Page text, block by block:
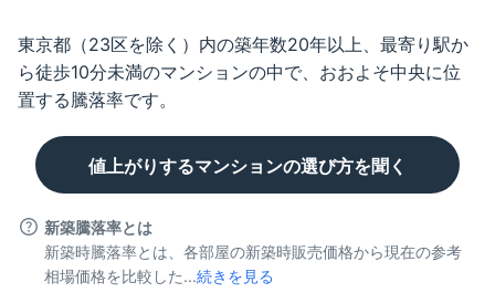
東京都（23区を除く） 内の築年数20年以上 、最寄り駅か
ら徒歩10分未満のマンションの中で、おおよそ中央に位
置する騰落率です。
値上がりするマンションの選び方を聞く
新築騰落率とは
新築時騰落率とは、各部屋の新築時販売価格から現在の参考
相場価格を比較した...続きを見る